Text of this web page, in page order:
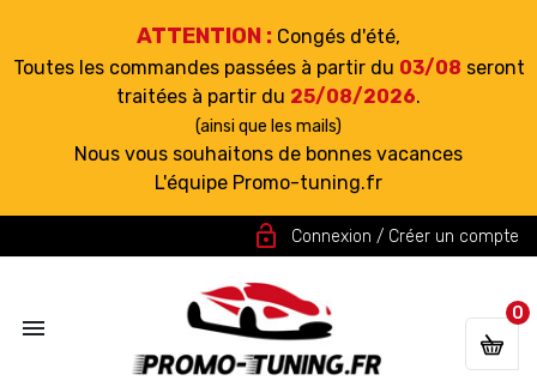
ATTENTION : Congés d'été,
Toutes les commandes passées à partir du 03/08 seront
traitées à partir du 25/08/2026.
(ainsi que les mails)
Nous vous souhaitons de bonnes vacances
L'équipe Promo-tuning.fr
lock_open Connexion / Créer un compte

0